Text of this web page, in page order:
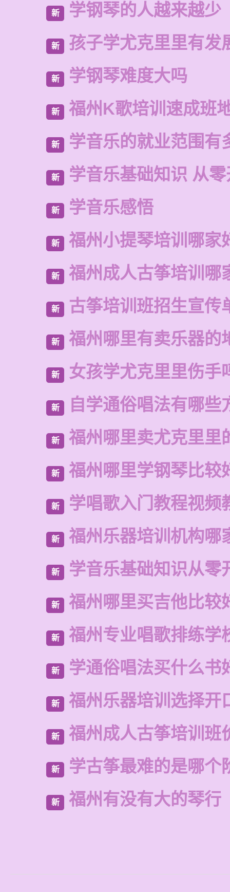
新 学钢琴的人越来越少
新 孩子学尤克里里有发
新 学钢琴难度大吗
新 福州K歌培训速成班
新 学音乐的就业范围有
新 学音乐基础知识 从
新 学音乐感悟
新 福州小提琴培训哪家
新 福州成人古筝培训哪
新 古筝培训班招生宣传
新 福州哪里有卖乐器的
新 女孩学尤克里里伤手
新 自学通俗唱法有哪些
新 福州哪里卖尤克里里
新 福州哪里学钢琴比较
新 学唱歌入门教程视频
新 福州乐器培训机构哪
新 学音乐基础知识从零
新 福州哪里买吉他比较
新 福州专业唱歌排练学
新 学通俗唱法买什么书
新 福州乐器培训选择开
新 福州成人古筝培训班
新 学古筝最难的是哪个
新 福州有没有大的琴行